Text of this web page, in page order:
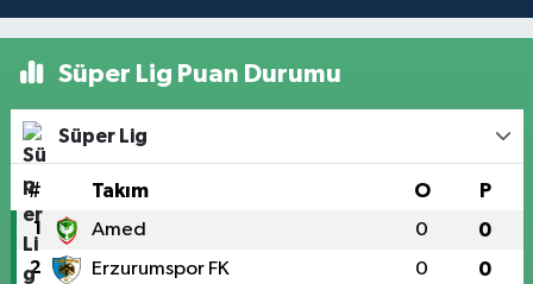
Süper Lig Puan Durumu
Süper Lig
# Takım O P
1 Amed 0 0
2 Erzurumspor FK 0 0